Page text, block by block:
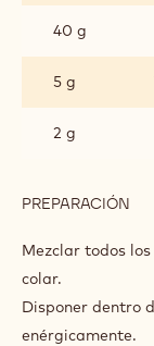
40 g
5 g
2 g
PREPARACIÓN
Mezclar todos
colar.
Disponer dentro
enérgicamente.